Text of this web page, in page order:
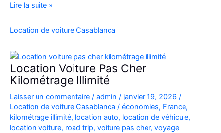
location
voiture
au
Maroc
pour
explorer
l’Atlas
et
le
Lire la suite »
Location de voiture Casablanca
Location Voiture Pas Cher
Kilométrage Illimité
Laisser un commentaire / admin / janvier 19, 2026 /
Location de voiture Casablanca / économies, France,
kilométrage illimité, location auto, location de véhicule,
location voiture, road trip, voiture pas cher, voyage